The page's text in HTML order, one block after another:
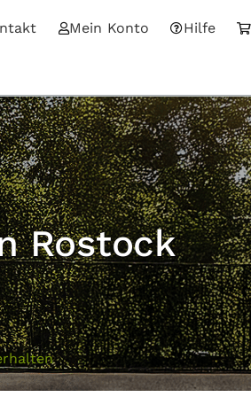
Mein Konto Hilfe
Rostock